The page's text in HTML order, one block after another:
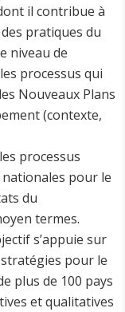
il contribue à
pratiques du
niveau de
processus qui
Nouveaux Plans
(contexte,
processus
pour le
du
termes.
s’appuie sur
pour le
plus de 100 pays
et qualitatives